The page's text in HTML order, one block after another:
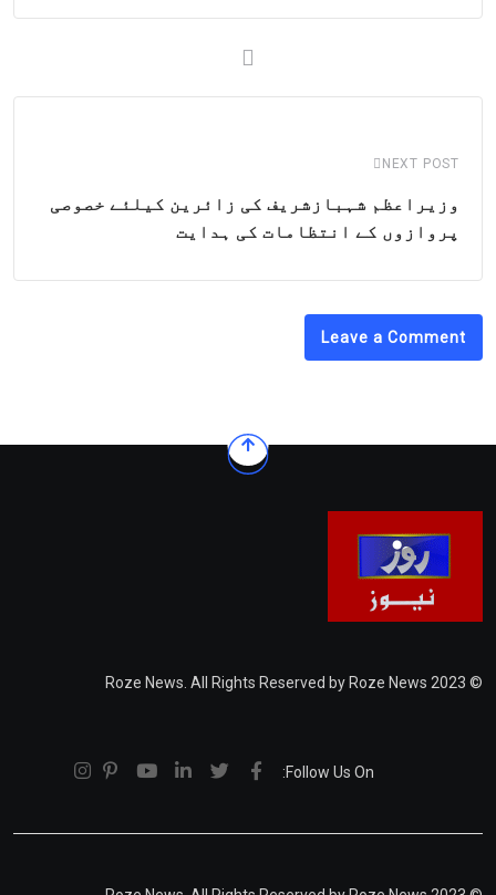
NEXT POST
وزیراعظم شہبازشریف کی زائرین کیلئے خصوصی
پروازوں کے انتظامات کی ہدایت
Leave a Comment
© 2023 Roze News. All Rights Reserved by Roze News
Follow Us On: